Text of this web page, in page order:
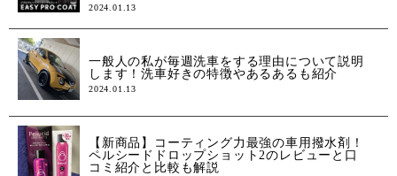
2024.01.13
一般人の私が毎週洗車をする理由について説明
します！洗車好きの特徴やあるあるも紹介
2024.01.13
【新商品】コーティング力最強の車用撥水剤！
ペルシードドロップショット2のレビューと口
コミ紹介と比較も解説